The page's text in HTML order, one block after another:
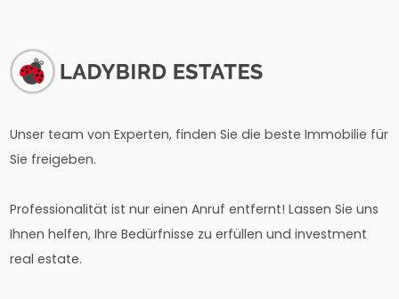
Unser team von Experten, finden Sie die beste Immobilie für
Sie freigeben.
Professionalität ist nur einen Anruf entfernt! Lassen Sie uns
Ihnen helfen, Ihre Bedürfnisse zu erfüllen und investment
real estate.